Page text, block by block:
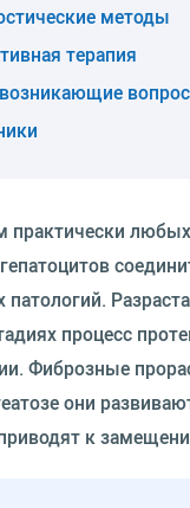
методы
терапия
практически
патологий.
процесс
Фиброзные
они
к